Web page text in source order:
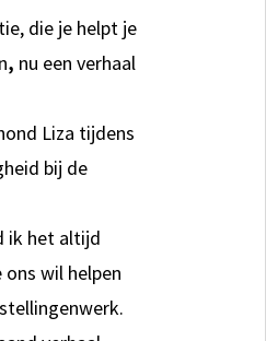
die je helpt je
, nu een verhaal
Liza tijdens
bij de
ik het altijd
ons wil helpen